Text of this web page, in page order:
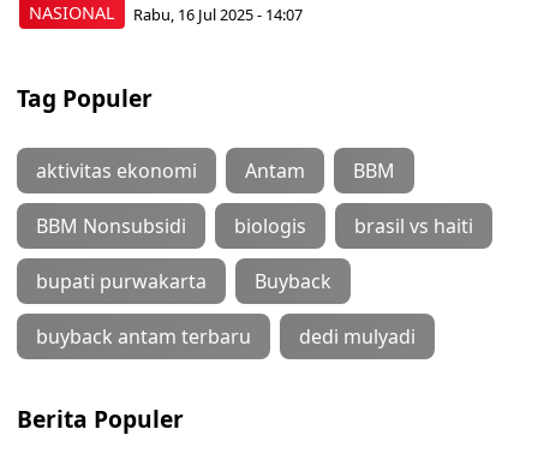
NASIONAL Rabu, 16 Jul 2025 - 14:07
Tag Populer
aktivitas ekonomi Antam BBM
BBM Nonsubsidi biologis brasil vs haiti
bupati purwakarta Buyback
buyback antam terbaru dedi mulyadi
Berita Populer